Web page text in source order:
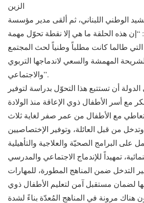
الزين
الوطني اللبناني، ثم ألقى مدير مؤسسة
“إن هذه الحلقة ما هي إلا نقطة تحوّل مهمة
التي طالما كانت مطلباً وطنياً لحث المجتمع
المهمشة والسعي لاندماجها التربوي
والاجتماعي”.
أن تستتبع هذا التحوّل بدراسة لتوفير
مع أسر الأطفال ذوي الإعاقة منذ الولادة
مع الأطفال من عمر صفر لغاية ثلاث
من قبل العائلة، وتوفير الإختصاصيين
على البرامج الصحيّة والعلاجية والتأهيلية
التدخل ضمن المناهج المطورة، للمهارات
لضمان مستقبل آمن لتعليم الأطفال ذوي
هناك مرونة في المناهج المُعدّة بناءً لشدة